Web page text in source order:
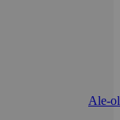
Ale-